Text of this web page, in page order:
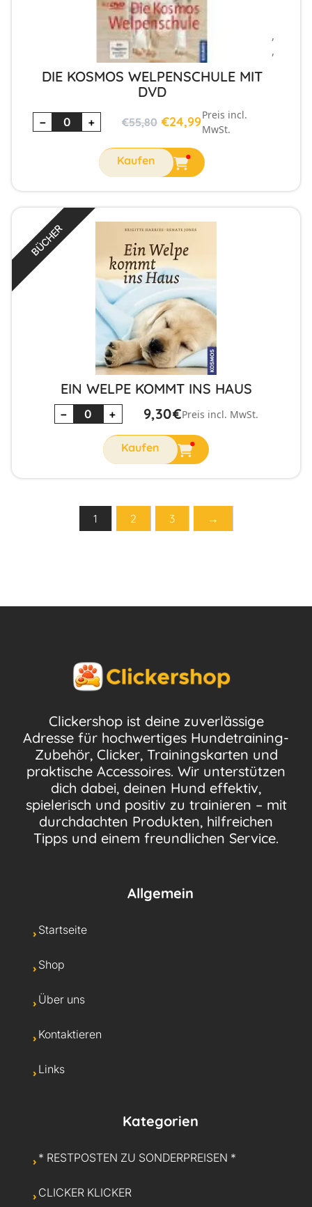
DIE KOSMOS WELPENSCHULE MIT
DVD
− + 55,80
€ 24,99
€
Preis incl.
MwSt.
,
,
EIN WELPE KOMMT INS HAUS
− + 9,30€Preis incl. MwSt.
BÜCHER
1 2 3 →
Clickershop ist deine zuverlässige
Adresse für hochwertiges Hundetraining-
Zubehör, Clicker, Trainingskarten und
praktische Accessoires. Wir unterstützen
dich dabei, deinen Hund effektiv,
spielerisch und positiv zu trainieren – mit
durchdachten Produkten, hilfreichen
Tipps und einem freundlichen Service.
Allgemein
Startseite
Shop
Über uns
Kontaktieren
Links
Kategorien
* RESTPOSTEN ZU SONDERPREISEN *
CLICKER KLICKER